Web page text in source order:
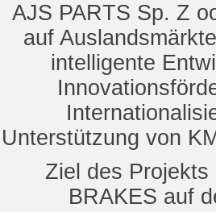
AJS PARTS Sp. Z
auf
intelligente
Unterstützung von
Ziel des
BRAKES auf